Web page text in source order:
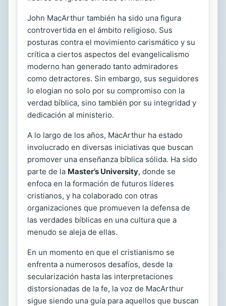
John MacArthur también ha sido una figura
controvertida en el ámbito religioso. Sus
posturas contra el movimiento carismático y su
crítica a ciertos aspectos del evangelicalismo
moderno han generado tanto admiradores
como detractores. Sin embargo, sus seguidores
lo elogian no solo por su compromiso con la
verdad bíblica, sino también por su integridad y
dedicación al ministerio.
A lo largo de los años, MacArthur ha estado
involucrado en diversas iniciativas que buscan
promover una enseñanza bíblica sólida. Ha sido
parte de la Master’s University, donde se
enfoca en la formación de futuros líderes
cristianos, y ha colaborado con otras
organizaciones que promueven la defensa de
las verdades bíblicas en una cultura que a
menudo se aleja de ellas.
En un momento en que el cristianismo se
enfrenta a numerosos desafíos, desde la
secularización hasta las interpretaciones
distorsionadas de la fe, la voz de MacArthur
sigue siendo una guía para aquellos que buscan